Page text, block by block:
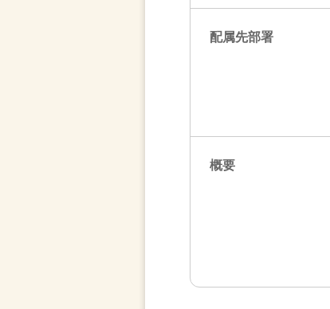
配属先部署
概要